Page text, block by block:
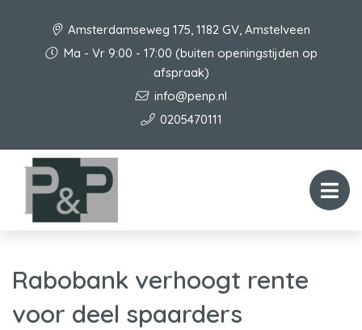
Amsterdamseweg 175, 1182 GV, Amstelveen
Ma - Vr 9:00 - 17:00 (buiten openingstijden op
afspraak)
info@penp.nl
0205470111
Rabobank verhoogt rente
voor deel spaarders